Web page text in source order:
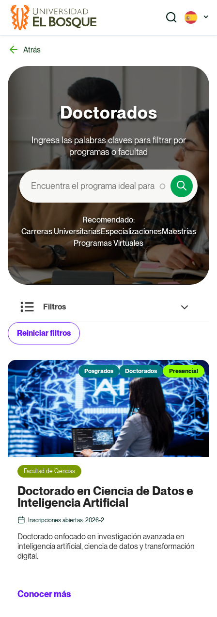
Pasar
contenido
principal
Buscar
Pregrado
Programas académicos que te preparan para el
futuro. Explora nuestras opciones de pregrado.
Posgrado
Avanza en tu carrera con nuestros programas de
posgrado, diseñados para especializarte y
potenciar tu conocimiento.
Cursos y diplomados que te permiten actualizarte y
profesional.
El Bosque Digital
El Bosque Digital te conecta con las herramientas y
recursos esenciales para tu vida académica
Ver más
Atrás
Doctorados
Ingresa las palabras claves para filtrar por
programas o facultad
Buscar
Recomendado:
Carreras UniversitariasEspecializacionesMaestrías
Programas Virtuales
Filtros
Nivel
Posgrados
Doctorados
Modalidad
Presencial
Facultades
Facultad de Ciencias
Facultad de Enfermería
Facultad de Medicina
Reiniciar filtros
Posgrados Doctorados Presencial
Facultad de Ciencias
Doctorado en Ciencia de Datos e
Inteligencia Artificial
Inscripciones abiertas: 2026-2
Doctorado enfocado en investigación avanzada en
inteligencia artificial, ciencia de datos y transformación
digital.
Conocer más